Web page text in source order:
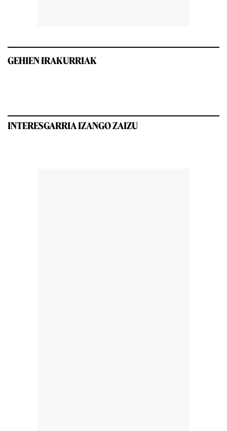
GEHIEN IRAKURRIAK
INTERESGARRIA IZANGO ZAIZU